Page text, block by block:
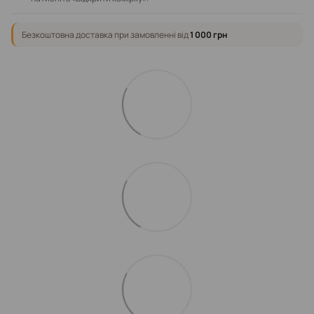
Безкоштовна доставка при замовленні від1 000 грн